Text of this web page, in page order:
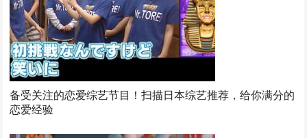
备受关注的恋爱综艺节目！扫描日本综艺推荐，给你满分的
恋爱经验